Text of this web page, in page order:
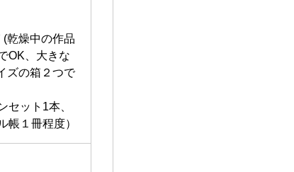
(乾燥中の作品
OK、大きな
ズの箱２つで
セット1本、
帳１冊程度）